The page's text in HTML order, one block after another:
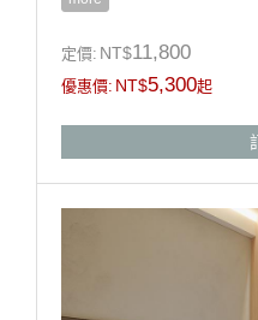
※床型:二大床 150cm X
※房間坪數:約10坪
※淋浴設備(本房型無浴缸
※請自行攜帶泳裝(泳帽、
※湯泉苑大眾池泡湯區營
定價: NT$11,800
優惠價: NT$5,300起